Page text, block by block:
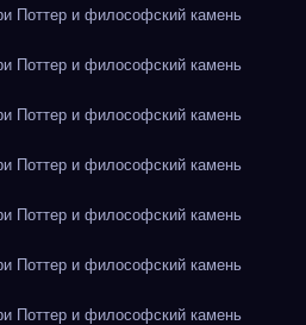
Поттер и философский камень
Поттер и философский камень
Поттер и философский камень
Поттер и философский камень
Поттер и философский камень
Поттер и философский камень
Поттер и философский камень